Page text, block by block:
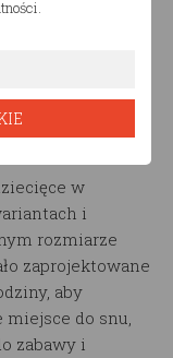
w
i
rozmiarze
zaprojektowane
aby
do snu,
zabawy i